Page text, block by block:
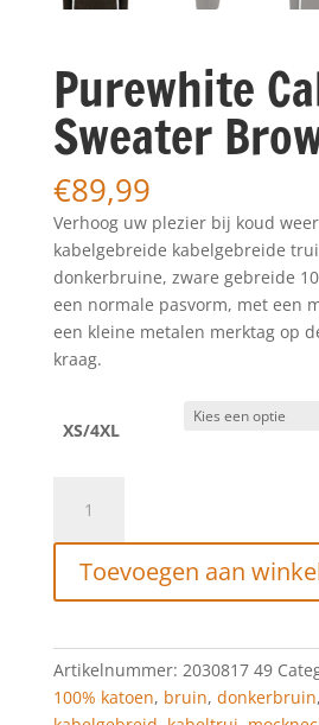
Purewhite
Sweater
€89,99
Verhoog uw plezier bij koud
kabelgebreide kabelgebreide
donkerbruine, zware gebreide
een normale pasvorm, met een
een kleine metalen merktag op
kraag.
XS/4XL
Cable
Knit
Sweater
Brown
Toevoegen aan
Artikelnummer: 2030817 49
100% katoen, bruin, donkerbruin,